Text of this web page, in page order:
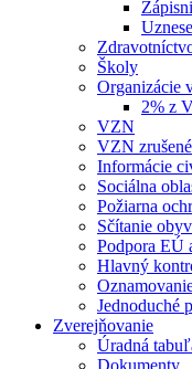
Školy
Organizácie
2% z
VZN
VZN zrušené
Informácie
Sociálna
Požiarna
Sčítanie
Podpora EÚ
Hlavný
Jednoduché
Zverejňovanie
Úradná
Dokumenty